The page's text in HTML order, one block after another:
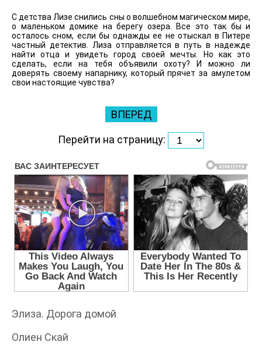
С детства Лизе снились сны о волшебном магическом мире,
о маленьком домике на берегу озера. Все это так бы и
осталось сном, если бы однажды ее не отыскал в Питере
частный детектив. Лиза отправляется в путь в надежде
найти отца и увидеть город своей мечты. Но как это
сделать, если на тебя объявили охоту? И можно ли
доверять своему напарнику, который прячет за амулетом
свои настоящие чувства?
ВПЕРЕД
Перейти на страницу:
Элиза. Дорога домой
Олиен Скай